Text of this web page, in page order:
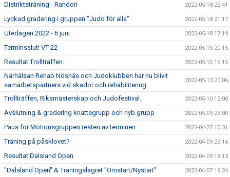
Distriktsträning - Randori 2022-05-18 22:41
Lyckad gradering i gruppen "Judo för alla" 2022-05-18 21:17
Utedagen 2022 - 6 juni 2022-05-18 17:19
Terminsslut! VT-22 2022-05-15 20:15
Resultat Trollträffen. 2022-05-15 16:15
Närhälsan Rehab Nösnäs och Judoklubben har nu blivit
samarbetspartners vid skador och rehabilitering
2022-05-13 20:06
Trollträffen, Riksmästerskap och Judofestival. 2022-05-10 12:00
Avslutning & gradering knattegrupp och nyb.grupp 2022-05-09 23:00
Paus för Motionsgruppen resten av terminen 2022-04-27 10:31
Träning på påsklovet? 2022-04-09 23:16
Resultat Dalsland Open 2022-04-09 18:13
"Dalsland Open" & Träningslägret "Omstart/Nystart" 2022-04-07 19:24